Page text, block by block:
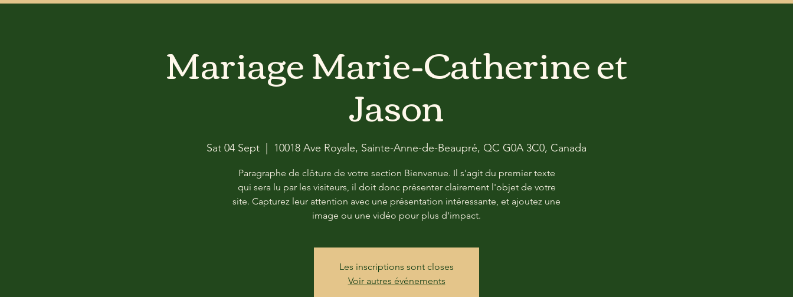
Mariage Marie-Catherine et
Jason
Sat 04 Sept 10018 Ave Royale, Sainte-Anne-de-Beaupré, QC G0A 3C0, Canada
Paragraphe de clôture de votre section Bienvenue. Il s'agit du premier texte
qui sera lu par les visiteurs, il doit donc présenter clairement l'objet de votre
site. Capturez leur attention avec une présentation intéressante, et ajoutez une
image ou une vidéo pour plus d'impact.
Les inscriptions sont closes
Voir autres événements